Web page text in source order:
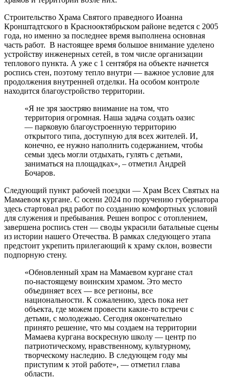
Строительство Храма Святого праведного Иоанна
Кронштадтского в Краснооктябрьском районе ведется с 2005
года, но именно за последнее время выполнена основная
часть работ. В настоящее время большое внимание уделено
устройству инженерных сетей, в том числе организации
теплового пункта. А уже с 1 сентября на объекте начнется
роспись стен, поэтому тепло внутри — важное условие для
продолжения внутренней отделки. На особом контроле
находится благоустройство территории.
«Я не зря заостряю внимание на том, что
территория огромная. Наша задача создать оазис
— парковую благоустроенную территорию
открытого типа, доступную для всех жителей. И,
конечно, ее нужно наполнить содержанием, чтобы
семьи здесь могли отдыхать, гулять с детьми,
заниматься на площадках», – отметил Андрей
Бочаров.
Следующий пункт рабочей поездки — Храм Всех Святых на
Мамаевом кургане. С осени 2024 по поручению губернатора
здесь стартовал ряд работ по созданию комфортных условий
для служения и пребывания. Решен вопрос с отоплением,
завершена роспись стен — своды украсили батальные сцены
из истории нашего Отечества. В рамках следующего этапа
предстоит укрепить прилегающий к храму склон, возвести
подпорную стену.
«Обновленный храм на Мамаевом кургане стал
по-настоящему воинским храмом. Это место
объединяет всех — все регионы, все
национальности. К сожалению, здесь пока нет
объекта, где можем провести какие-то встречи с
детьми, с молодежью. Сегодня окончательно
принято решение, что мы создаем на территории
Мамаева кургана воскресную школу — центр по
патриотическому, нравственному, культурному,
творческому наследию. В следующем году мы
приступим к этой работе», — отметил глава
области.